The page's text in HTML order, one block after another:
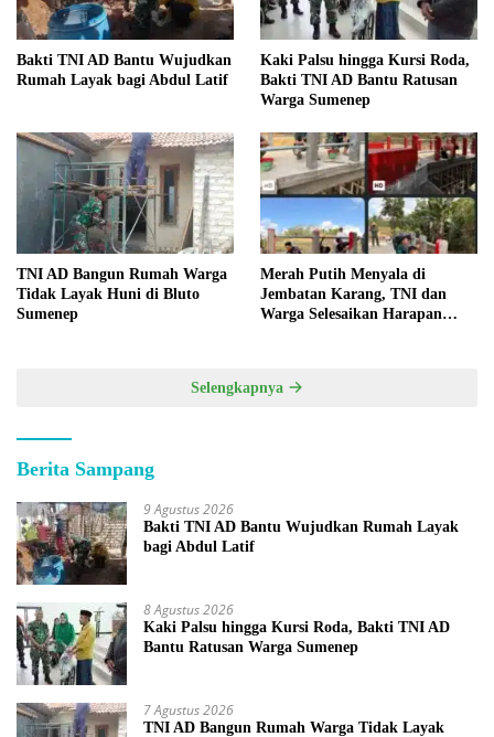
Bakti TNI AD Bantu Wujudkan
Rumah Layak bagi Abdul Latif
Kaki Palsu hingga Kursi Roda,
Bakti TNI AD Bantu Ratusan
Warga Sumenep
TNI AD Bangun Rumah Warga
Tidak Layak Huni di Bluto
Sumenep
Merah Putih Menyala di
Jembatan Karang, TNI dan
Warga Selesaikan Harapan
Selengkapnya
Berita Sampang
9 Agustus 2026
Bakti TNI AD Bantu Wujudkan Rumah Layak
bagi Abdul Latif
8 Agustus 2026
Kaki Palsu hingga Kursi Roda, Bakti TNI AD
Bantu Ratusan Warga Sumenep
7 Agustus 2026
TNI AD Bangun Rumah Warga Tidak Layak